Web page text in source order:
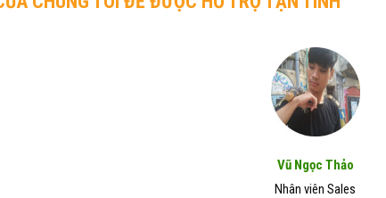
Vũ Ngọc Thảo
Nhân viên Sales